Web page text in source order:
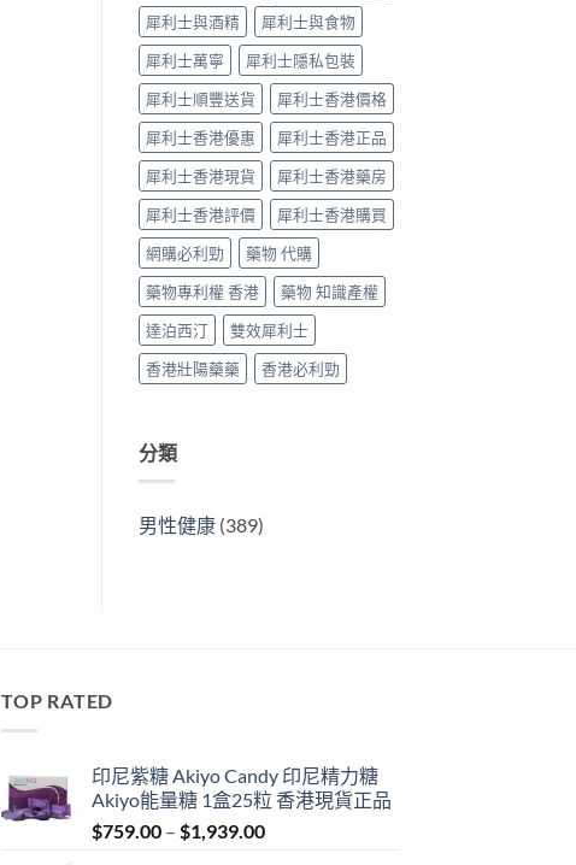
犀利士與酒精
犀利士與食物
犀利士萬寧
犀利士隱私包裝
犀利士順豐送貨
犀利士香港價格
犀利士香港優惠
犀利士香港正品
犀利士香港現貨
犀利士香港藥房
犀利士香港評價
犀利士香港購買
網購必利勁
藥物 代購
藥物專利權 香港
藥物 知識產權
達泊西汀
雙效犀利士
香港壯陽藥藥
香港必利勁
分類
男性健康(389)
TOP RATED
印尼紫糖 Akiyo Candy 印尼精力糖
Akiyo能量糖 1盒25粒 香港現貨正品
$759.00 – $1,939.00Price